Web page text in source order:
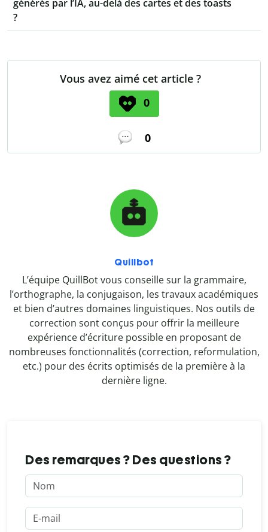
générés par l’IA, au-delà des cartes et des toasts
?
Vous avez aimé cet article ?
0
0
Quillbot
L’équipe QuillBot vous conseille sur la grammaire,
l’orthographe, la conjugaison, les travaux académiques
et bien d’autres domaines linguistiques. Nos outils de
correction sont conçus pour offrir la meilleure
expérience d’écriture possible en proposant de
nombreuses fonctionnalités (correction, reformulation,
etc.) pour des écrits optimisés de la première à la
dernière ligne.
Des remarques ? Des questions ?